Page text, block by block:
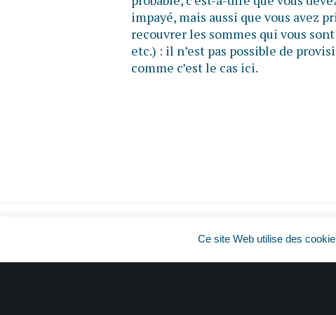
impayé, mais aussi que vous avez
recouvrer les sommes qui vous
etc.) : il n’est pas possible de
comme c’est le cas ici.
Factures
Ce site Web utilise des